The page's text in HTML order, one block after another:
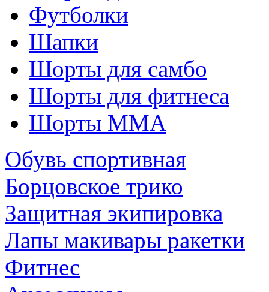
Футболки
Шапки
Шорты для самбо
Шорты для фитнеса
Шорты ММА
Обувь спортивная
Борцовское трико
Защитная экипировка
Лапы макивары ракетки
Фитнес